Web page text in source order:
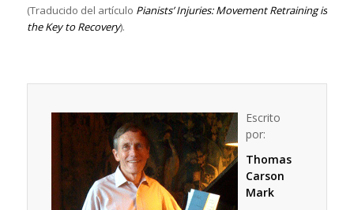
(Traducido del artículo Pianists’ Injuries: Movement Retraining is
the Key to Recovery).
Escrito
por:
Thomas
Carson
Mark